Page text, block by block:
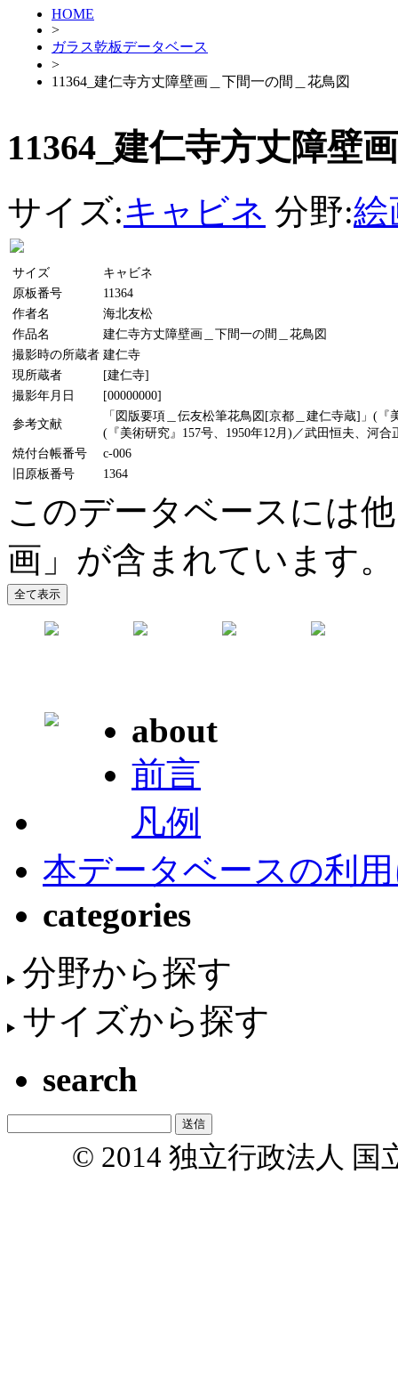
HOME
>
ガラス乾板データベース
>
11364_建仁寺方丈障壁画＿下間一の間＿花鳥図
11364_建仁寺方丈障壁
サイズ:キャビネ 分野:絵
サイズ
キャビネ
原板番号
11364
作者名
海北友松
作品名
建仁寺方丈障壁画＿下間一の間＿花鳥図
撮影時の所蔵者 建仁寺
現所蔵者
[建仁寺]
撮影年月日
[00000000]
参考文献
「図版要項＿伝友松筆花鳥図[京都＿建仁寺蔵]」(
(『美術研究』157号、1950年12月)／武田恒夫、河
焼付台帳番号
c-006
旧原板番号
1364
このデータベースには
画」が含まれています。
about
前言
凡例
本データベースの利
categories
分野から探す
サイズから探す
search
© 2014 独立行政法人 国